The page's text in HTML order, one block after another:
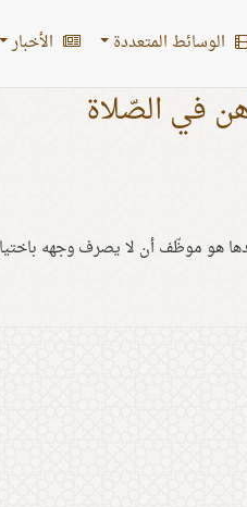
الوسائط المتعددة الأخبار
في الصّلاة
هو موظّف أن لا يصرف وجهه